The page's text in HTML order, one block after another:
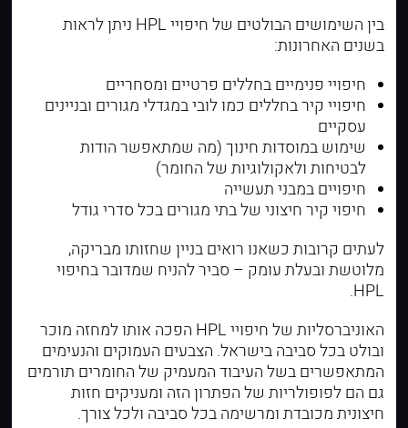
בין השימושים הבולטים של חיפויי HPL ניתן לראות
בשנים האחרונות:
חיפויי פנימיים בחללים פרטיים ומסחריים
חיפויי קיר בחללים כמו לובי במגדלי מגורים ובניינים
עסקיים
שימוש במוסדות חינוך (מה שמתאפשר הודות
לבטיחות ולאקולוגיות של החומר)
חיפויים במבני תעשייה
חיפוי קיר חיצוני של בתי מגורים בכל סדרי גודל
לעתים קרובות כשאנו רואים בניין שחזותו מבריקה,
מלוטשת ובעלת עומק – סביר להניח שמדובר בחיפוי
HPL.
האוניברסליות של חיפויי HPL הפכה אותו למחזה מוכר
ובולט בכל סביבה בישראל. הצבעים העמוקים והנעימים
המתאפשרים בשל העיבוד המעמיק של החומרים תורמים
גם הם לפופולריות של הפתרון הזה ומעניקים חזות
חיצונית מכובדת ומרשימה בכל סביבה ולכל צורך.